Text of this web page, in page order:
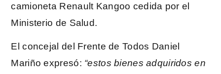
camioneta Renault Kangoo cedida por el
Ministerio de Salud.
El concejal del Frente de Todos Daniel
Mariño expresó: “estos bienes adquiridos en